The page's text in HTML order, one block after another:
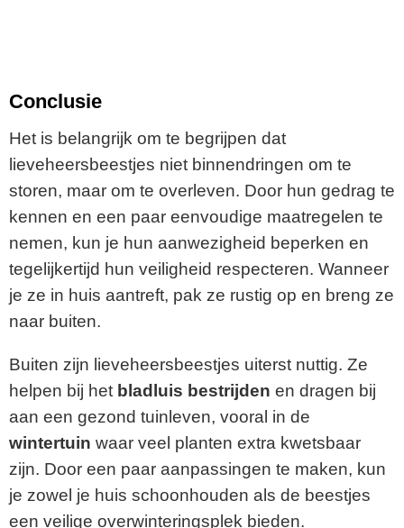
Conclusie
Het is belangrijk om te begrijpen dat
lieveheersbeestjes niet binnendringen om te
storen, maar om te overleven. Door hun gedrag te
kennen en een paar eenvoudige maatregelen te
nemen, kun je hun aanwezigheid beperken en
tegelijkertijd hun veiligheid respecteren. Wanneer
je ze in huis aantreft, pak ze rustig op en breng ze
naar buiten.
Buiten zijn lieveheersbeestjes uiterst nuttig. Ze
helpen bij het bladluis bestrijden en dragen bij
aan een gezond tuinleven, vooral in de
wintertuin waar veel planten extra kwetsbaar
zijn. Door een paar aanpassingen te maken, kun
je zowel je huis schoonhouden als de beestjes
een veilige overwinteringsplek bieden.